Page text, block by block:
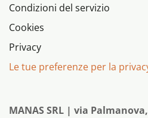
Condizioni del servizio
Cookies
Privacy
Le tue preferenze per la
MANAS SRL | via